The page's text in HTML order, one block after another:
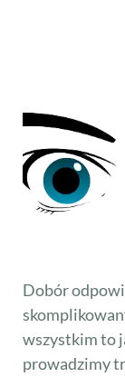
Dobór
wszystkim to
prowadzimy